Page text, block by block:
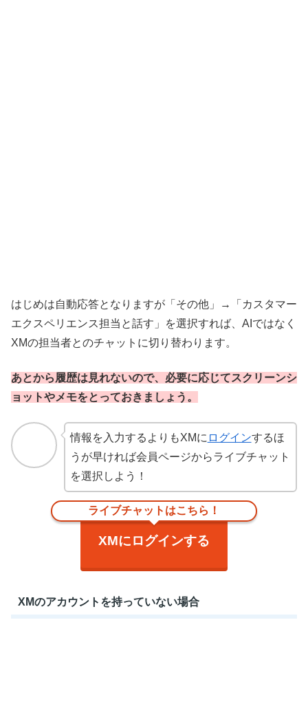
はじめは自動応答となりますが「その他」→「カスタマー
エクスペリエンス担当と話す」を選択すれば、AIではなく
XMの担当者とのチャットに切り替わります。
あとから履歴は見れないので、必要に応じてスクリーンシ
ョットやメモをとっておきましょう。
情報を入力するよりもXMに ログインするほ
うが早ければ会員ページからライブチャット
を選択しよう！
ライブチャットはこちら！
XMにログインする
XMのアカウントを持っていない場合